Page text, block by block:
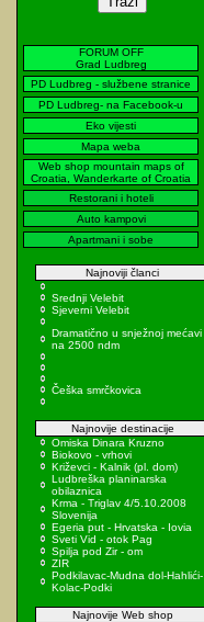
FORUM OFF
Grad Ludbreg
PD Ludbreg - službene stranice
PD Ludbreg- na Facebook-u
Eko vijesti
Mapa weba
Web shop mountain maps of
Croatia, Wanderkarte of Croatia
Restorani i hoteli
Auto kampovi
Apartmani i sobe
Najnoviji članci
Srednji Velebit
Sjeverni Velebit
Dramatično u snježnoj mećavi
na 2500 ndm
Češka smrčkovica
Najnovije destinacije
Omiska Dinara Kruzno
Biokovo - vrhovi
Križevci - Kalnik (pl. dom)
Ludbreška planinarska
obilaznica
Krma - Triglav 4/5.10.2008
Slovenija
Egeria put - Hrvatska - Iovia
Sveti Vid - otok Pag
Spilja pod Zir - om
ZIR
Podkilavac-Mudna dol-Hahlići-
Kolac-Podki
Najnovije Web shop